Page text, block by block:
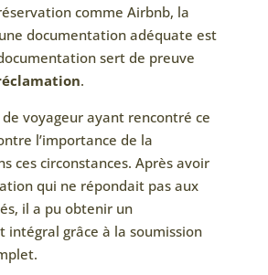
comme Airbnb, la
documentation adéquate est
sert de preuve
.
voyageur ayant rencontré ce
l’importance de la
ces circonstances. Après avoir
qui ne répondait pas aux
il a pu obtenir un
intégral grâce à la soumission